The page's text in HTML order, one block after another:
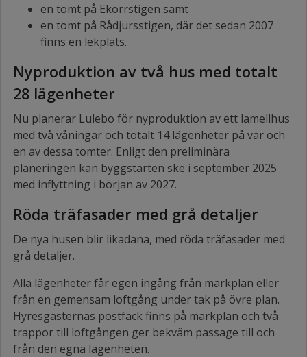
en tomt på Ekorrstigen samt
en tomt på Rådjursstigen, där det sedan 2007
finns en lekplats.
Nyproduktion av två hus med totalt
28 lägenheter
Nu planerar Lulebo för nyproduktion av ett lamellhus
med två våningar och totalt 14 lägenheter på var och
en av dessa tomter. Enligt den preliminära
planeringen kan byggstarten ske i september 2025
med inflyttning i början av 2027.
Röda träfasader med grå detaljer
De nya husen blir likadana, med röda träfasader med
grå detaljer.
Alla lägenheter får egen ingång från markplan eller
från en gemensam loftgång under tak på övre plan.
Hyresgästernas postfack finns på markplan och två
trappor till loftgången ger bekväm passage till och
från den egna lägenheten.